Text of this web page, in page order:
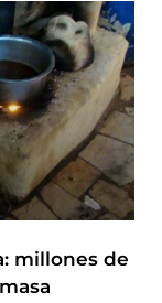
millones de